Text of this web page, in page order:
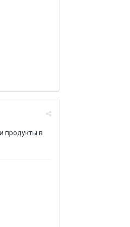
продукты в